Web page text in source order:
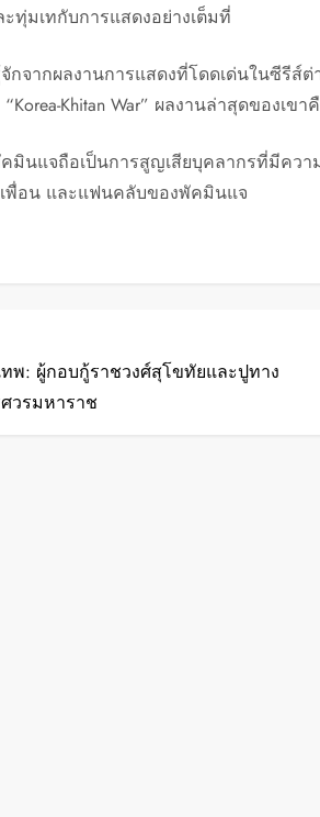
ทุ่มเทกับการแสดงอย่างเต็มที่
กจากผลงานการแสดงที่โดดเด่นในซีรีส์ต่า
“Korea-Khitan War” ผลงานล่าสุดของเ
มินแจถือเป็นการสูญเสียบุคลากรที่มีควา
พื่อน และแฟนคลับของพัคมินแจ
พ: ผู้กอบกู้ราชวงศ์สุโขทัยและปูทาง
วรมหาราช